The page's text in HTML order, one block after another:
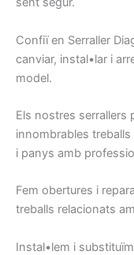
Confiï en Serraller
canviar, instal•lar i
model.
Els nostres serrallers
innombrables treballs
i panys amb
Fem obertures i
treballs relacionats
Instal•lem i substituïm